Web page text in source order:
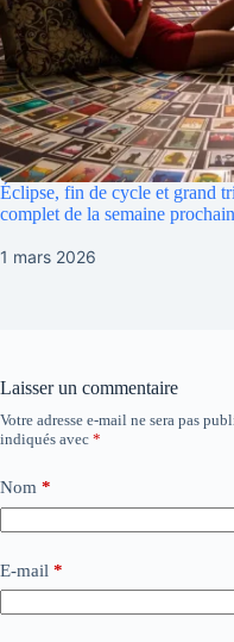
Éclipse, fin de cycle et grand
complet de la semaine
1 mars 2026
Laisser un commentaire
Votre adresse e-mail ne sera pas
indiqués avec *
Nom *
E-mail *